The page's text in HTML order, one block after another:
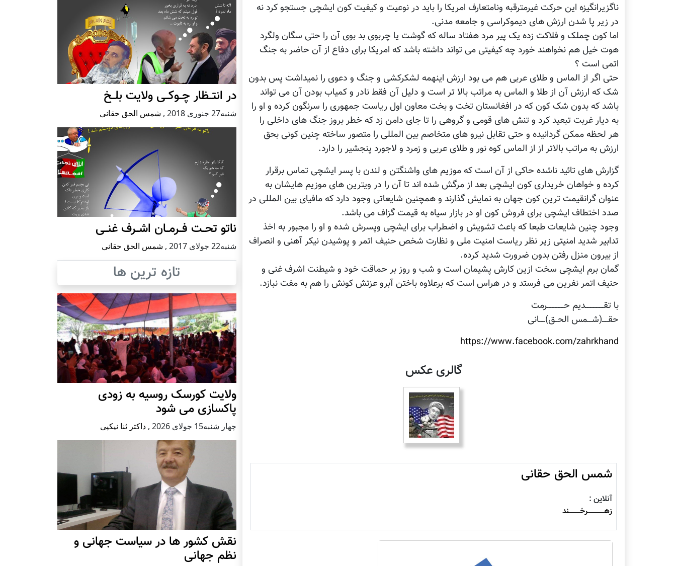
ناگزیرانگیزه این حرکت غیرمترقبه ونامتعارف امریکا را باید در نوعیت و کیفیت کون ایشچی جستجو کرد نه
در زیر پا شدن ارزش های دیموکراسی و جامعه مدنی.
اما کون چملک و فلاکت زده یک پیر مرد هفتاد ساله که گوشت یا چربوی بد بوی آن را حتی سگان ولگرد
هوت خیل هم نخواهند خورد چه کیفیتی می تواند داشته باشد که امریکا برای دفاع از آن حاضر به جنگ
اتمی است ؟
حتی اگر از الماس و طلای عربی هم می بود ارزش اینهمه لشکرکشی و جنگ و دعوی را نمیداشت پس بدون
شک که ارزش آن از طلا و الماس به مراتب بالا تر است و دلیل آن فقط نادر و کمیاب بودن آن می تواند
باشد که بدون شک کون که در افغانستان تخت و بخت معاون اول ریاست جمهوری را سرنگون کرده و او را
به دیار غربت تبعید کرد و تنش های قومی و گروهی را تا جای دامن زد که خطر بروز جنگ های داخلی را
هر لحظه ممکن گردانیده و حتی تقابل نیرو های متخاصم بین المللی را متصور ساخته چنین کونی بحق
ارزش به مراتب بالاتر از از الماس کوه نور و طلای عربی و زمرد و لاجورد پنجشیر را دارد.
گزارش های تائید ناشده حاکی از آن است که موزیم های واشنگتن و لندن با پسر ایشچی تماس برقرار
کرده و خواهان خریداری کون ایشچی بعد از مرگش شده اند تا آن را در ویترین های موزیم هایشان به
عنوان گرانقیمت ترین کون جهان به نمایش گذارند و همچنین شایعاتی وجود دارد که مافیای بین المللی در
صدد اختطاف ایشچی برای فروش کون او در بازار سیاه به قیمت گزاف می باشد.
وجود چنین شایعات طبعا که باعث تشویش و اضطراب برای ایشچی وپسرش شده و او را مجبور به اخذ
تدابیر شدید امنیتی زیر نظر ریاست امنیت ملی و نظارت شخص حنیف اتمر و پوشیدن نیکر آهنی و انصراف
از بیرون منزل رفتن بدون ضرورت شدید کرده.
گمان برم ایشچی سخت ازین کارش پشیمان است و شب و روز بر حماقت خود و شیطنت اشرف غنی و
حنیف اتمر نفرین می فرستد و در هراس است که برعلاوه باختن آبرو عزتش کونش را هم به مفت نبازد.
با تقــــــــــــديم حـــــــــــرمت
حقــــ(شـــمس الحــق)ــــانی
https://www.facebook.com/zahrkhand
گالری عکس
شمس الحق حقانی
آنلاین :
زهــــــــــــــــرخـــــــــــند
در انتــظار چــوکــی ولایت بلــخ
شنبه27 جنوری 2018 , شمس الحق حقانی
ناتو تحــت فــرمــان اشــرف غنــی
شنبه22 جولای 2017 , شمس الحق حقانی
تازه ترین ها
ولایت کورسک روسیه به زودی
پاکسازی می شود
چهار شنبه15 جولای 2026 , داکتر ثنا نیکپی
نقش کشور ها در سیاست جهانی و
نظم جهانی